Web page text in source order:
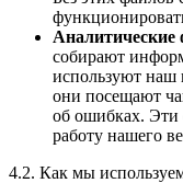
собирают
используют наш
они посещают
об ошибках.
работу нашего
4.2. Как мы